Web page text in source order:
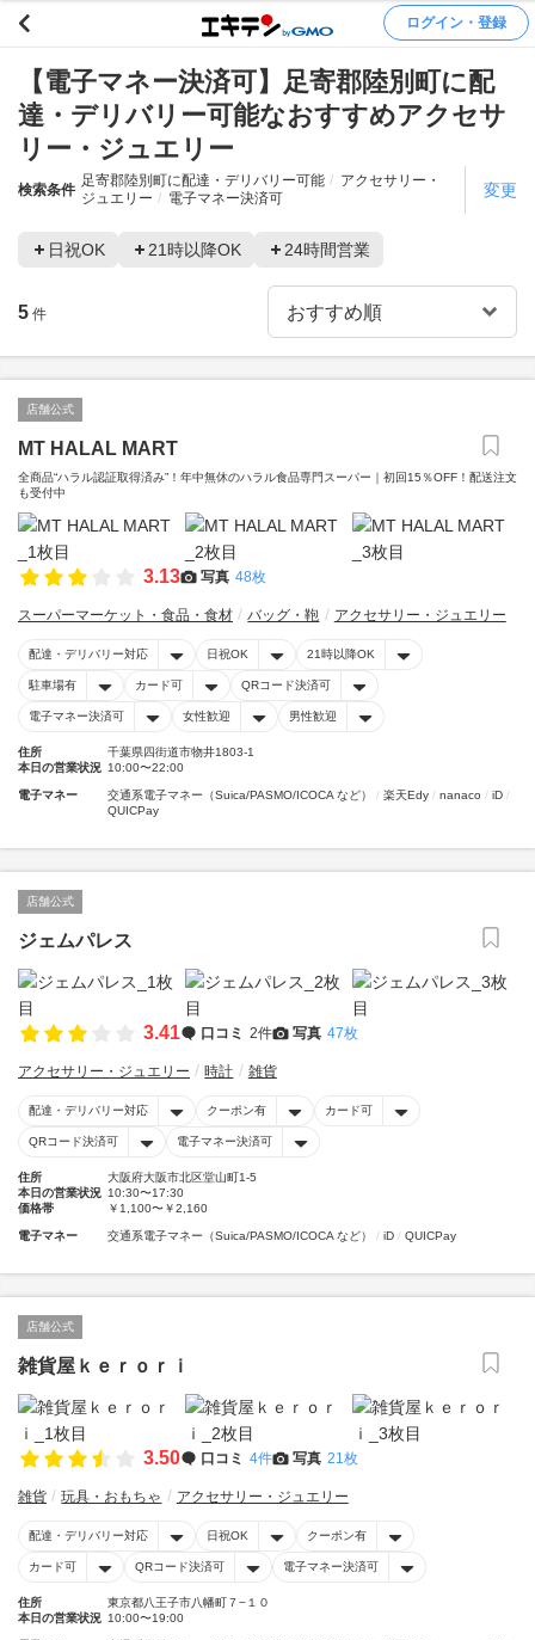
ログイン・登録
【電子マネー決済可】足寄郡陸別町に配
達・デリバリー可能なおすすめアクセサ
リー・ジュエリー
検索条件
足寄郡陸別町に配達・デリバリー可能
アクセサリー・
ジュエリー
電子マネー決済可 変更
日祝OK 21時以降OK 24時間営業
5 件
店舗公式
MT HALAL MART
全商品“ハラル認証取得済み”！年中無休のハラル食品専門スーパー｜初回15％OFF！配送注文
も受付中
3.13 写真 48枚
スーパーマーケット・食品・食材 バッグ・鞄 アクセサリー・ジュエリー
配達・デリバリー対応 日祝OK 21時以降OK
駐車場有 カード可 QRコード決済可
電子マネー決済可 女性歓迎 男性歓迎
住所
千葉県四街道市物井1803-1
本日の営業状況 10:00〜22:00
電子マネー 交通系電子マネー（Suica/PASMO/ICOCA など） 楽天Edy nanaco
iD
QUICPay
店舗公式
ジェムパレス
3.41 口コミ 2件 写真 47枚
アクセサリー・ジュエリー 時計 雑貨
配達・デリバリー対応 クーポン有 カード可
QRコード決済可 電子マネー決済可
住所
大阪府大阪市北区堂山町1-5
本日の営業状況 10:30〜17:30
価格帯
￥1,100〜￥2,160
電子マネー 交通系電子マネー（Suica/PASMO/ICOCA など） iD QUICPay
店舗公式
雑貨屋ｋｅｒｏｒｉ
3.50 口コミ 4件 写真 21枚
雑貨 玩具・おもちゃ アクセサリー・ジュエリー
配達・デリバリー対応 日祝OK クーポン有
カード可 QRコード決済可 電子マネー決済可
住所
東京都八王子市八幡町７−１０
本日の営業状況 10:00〜19:00